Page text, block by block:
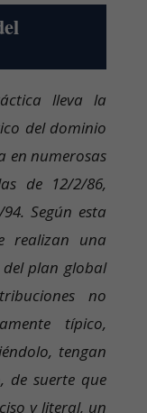
lleva la
del dominio
en numerosas
de 12/2/86,
Según esta
realizan una
plan global
no
típico,
tengan
de suerte que
y literal, un